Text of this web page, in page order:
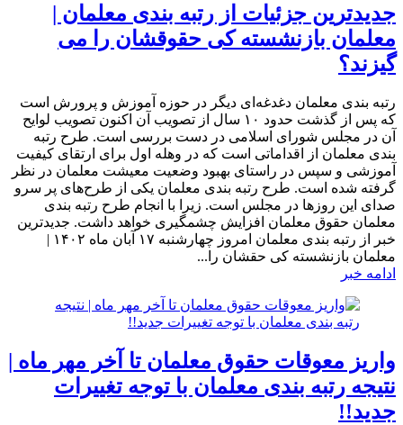
جدیدترین جزئیات از رتبه بندی معلمان |
معلمان بازنشسته کی حقوقشان را می
گیزند؟
رتبه بندی معلمان دغدغه‌ای دیگر در حوزه آموزش و پرورش است
که پس از گذشت حدود ۱۰ سال از تصویب آن اکنون تصویب لوایح
آن در مجلس شورای اسلامی در دست بررسی است. طرح رتبه
بندی معلمان از اقداماتی است که در وهله اول برای ارتقای کیفیت
آموزشی و سپس در راستای بهبود وضعیت معیشت معلمان در نظر
گرفته شده است. طرح رتبه بندی معلمان یکی از طرح‌های پر سرو
صدای این روز‌ها در مجلس است. زیرا با انجام طرح رتبه بندی
معلمان حقوق معلمان افزایش چشمگیری خواهد داشت. جدیدترین
خبر از رتبه بندی معلمان امروز چهارشنبه ۱۷ آبان ماه ۱۴۰۲ |
معلمان بازنشسته کی حقشان را...
ادامه خبر
واریز معوقات حقوق معلمان تا آخر مهر ماه |
نتیجه رتبه بندی معلمان با توجه تغییرات
جدید!!